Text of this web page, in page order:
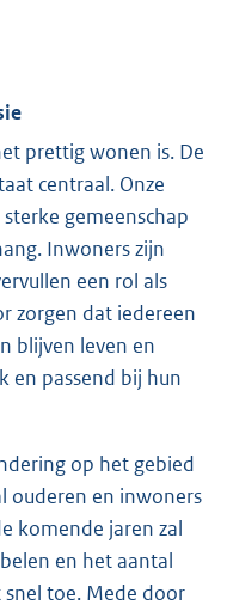
prettig wonen is. De
centraal. Onze
gemeenschap
Inwoners zijn
een rol als
zorgen dat iedereen
blijven leven en
en passend bij hun
op het gebied
ouderen en inwoners
komende jaren zal
en het aantal
toe. Mede door